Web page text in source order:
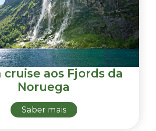
cruise aos Fjords da
Noruega
Saber mais